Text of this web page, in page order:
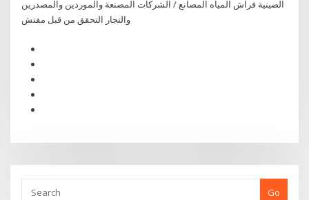
الصينية فراش المياه المصانع / الشركات المصنعة والموردين والمصدرين
والتجار التحقق من قبل مفتش
Go